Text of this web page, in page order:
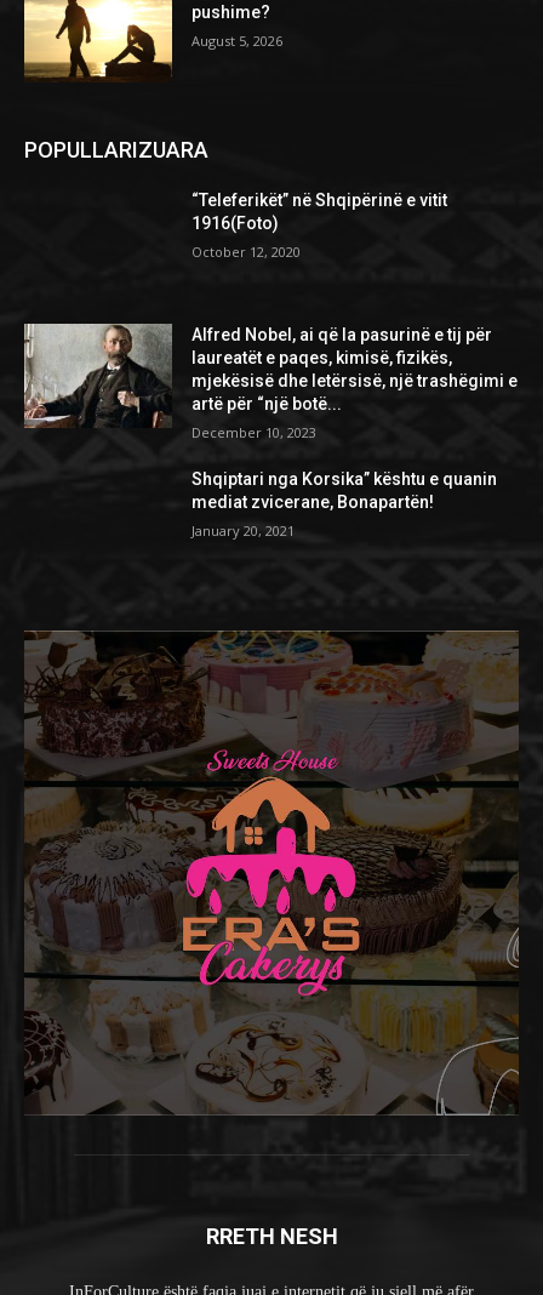
pushime?
August 5, 2026
POPULLARIZUARA
“Teleferikët” në Shqipërinë e vitit
1916(Foto)
October 12, 2020
Alfred Nobel, ai që la pasurinë e tij për
laureatët e paqes, kimisë, fizikës,
mjekësisë dhe letërsisë, një trashëgimi e
artë për “një botë...
December 10, 2023
Shqiptari nga Korsika” kështu e quanin
mediat zvicerane, Bonapartën!
January 20, 2021
RRETH NESH